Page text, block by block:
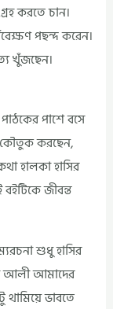
করতে চান।
পছন্দ করেন।
খুঁজছেন।
পাশে বসে
কৌতুক করছেন,
হালকা হাসির
জীবন্ত
শুধু হাসির
আলী আমাদের
থামিয়ে ভাবতে